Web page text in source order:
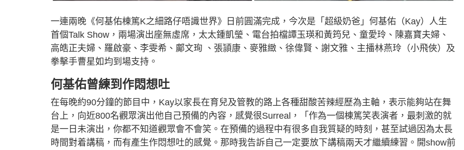
一連兩晚《何基佑棟篤K之細路仔唔識世界》日前圓滿完成，今次是「超級奶爸」何基佑（Kay）人生
首個Talk Show，兩場演出座無虛席，太太鍾凱瑩、電台拍檔譚玉瑛和黃筠兒、童愛玲、陳嘉寶夫婦、
高皓正夫婦、羅啟豪、李雯希、鄺文珣 、張頴康、麥雅緻、徐偉賢、謝文雅、主播林燕玲（小飛俠）及
拳擊手曹星如均到場支持。
何基佑曾練到作悶想吐
在每晚約90分鐘的節目中，Kay以家長在育兒及管教的路上各種甜酸苦辣經歷為主軸，表示能夠站在舞
台上，向近800名觀眾演出他自己預備的內容，感覺很Surreal，「作為一個棟篤笑表演者，最刺激的就
是一日未演出，你都不知道觀眾會不會笑。在預備的過程中有很多自我質疑的時刻，甚至試過因為太長
時間對着講稿，而有產生作悶想吐的感覺。那時我告訴自己一定要放下講稿兩天才繼續練習。開show前